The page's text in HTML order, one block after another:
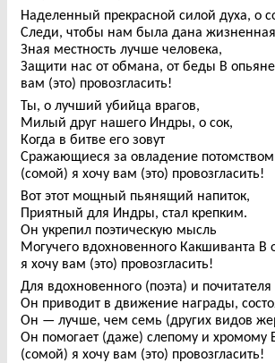
Наделенный прекрасной силой духа, о
Следи, чтобы нам была дана
Зная местность лучше человека,
Защити нас от обмана, от беды В
вам (это) провозгласить!
Ты, о лучший убийца врагов,
Милый друг нашего Индры, о сок,
Когда в битве его зовут
Сражающиеся за овладение
(сомой) я хочу вам (это) провозгласить!
Вот этот мощный пьянящий напиток,
Приятный для Индры, стал крепким.
Он укрепил поэтическую мысль
Могучего вдохновенного Какшиванта В
я хочу вам (это) провозгласить!
Для вдохновенного (поэта) и почитателя
Он приводит в движение награды,
Он — лучше, чем семь (других видов
Он помогает (даже) слепому и хромому
(сомой) я хочу вам (это) провозгласить!